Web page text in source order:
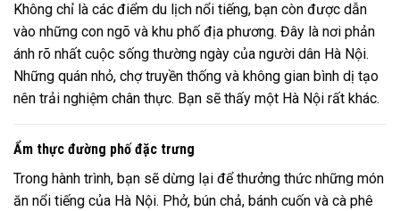
Không chỉ là các điểm du lịch nổi tiếng, bạn còn được dẫn
vào những con ngõ và khu phố địa phương. Đây là nơi phản
ánh rõ nhất cuộc sống thường ngày của người dân Hà Nội.
Những quán nhỏ, chợ truyền thống và không gian bình dị tạo
nên trải nghiệm chân thực. Bạn sẽ thấy một Hà Nội rất khác.
Ẩm thực đường phố đặc trưng
Trong hành trình, bạn sẽ dừng lại để thưởng thức những món
ăn nổi tiếng của Hà Nội. Phở, bún chả, bánh cuốn và cà phê